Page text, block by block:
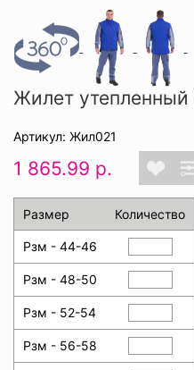
Жилет утепленный
Артикул: Жил021
1 865.99 р.
Размер Количество
Рзм - 44-46
Рзм - 48-50
Рзм - 52-54
Рзм - 56-58